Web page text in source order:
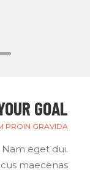
GOAL
PROIN GRAVIDA
eget dui.
maecenas